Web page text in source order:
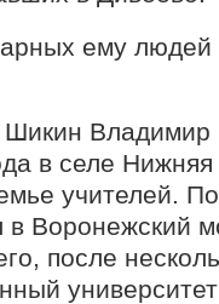
ему людей
Владимир
в селе
учителей.
в Воронежский
после